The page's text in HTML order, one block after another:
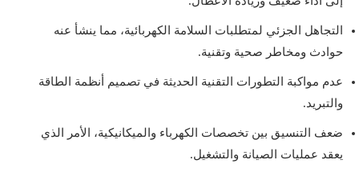
التجاهل الجزئي لمتطلبات السلامة الكهربائية، مما ينشأ عنه
حوادث ومخاطر صحية وتقنية.
عدم مواكبة التطورات التقنية الحديثة في تصميم أنظمة الطاقة
والتبريد.
ضعف التنسيق بين تخصصات الكهرباء والميكانيكية، الأمر الذي
يعقد عمليات الصيانة والتشغيل.